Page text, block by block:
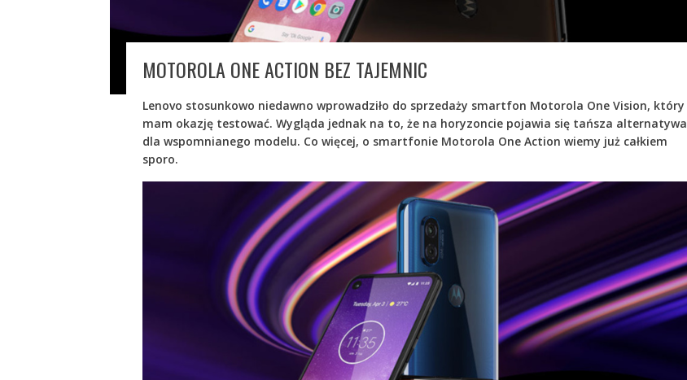
MOTOROLA ONE ACTION BEZ TAJEMNIC
Lenovo stosunkowo niedawno wprowadziło do sprzedaży smartfon Motorola One Vision, który
mam okazję testować. Wygląda jednak na to, że na horyzoncie pojawia się tańsza alternatywa
dla wspomnianego modelu. Co więcej, o smartfonie Motorola One Action wiemy już całkiem
sporo.